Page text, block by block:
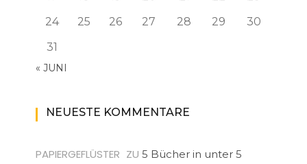
24
25 26 27 28 29
30
31
« JUNI
NEUESTE KOMMENTARE
PAPIERGEFLÜSTER ZU 5 Bücher in unter 5